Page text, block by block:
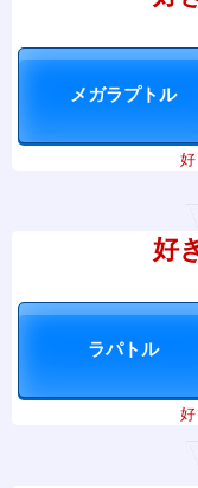
好
好
好